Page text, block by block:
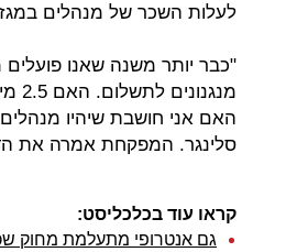
לעלות השכר של מנהלים
"כבר יותר משנה שאנו
האם אני חושבת שיהיו
סלינגר. המפקחת אמרה את
קראו עוד בכלכליסט:
גם אנטרופי מתעלמת מחוק